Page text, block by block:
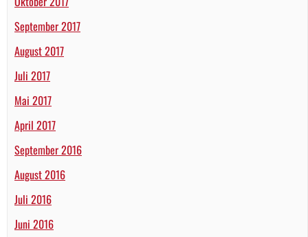
September 2017
August 2017
Juli 2017
Mai 2017
April 2017
September 2016
August 2016
Juli 2016
Juni 2016